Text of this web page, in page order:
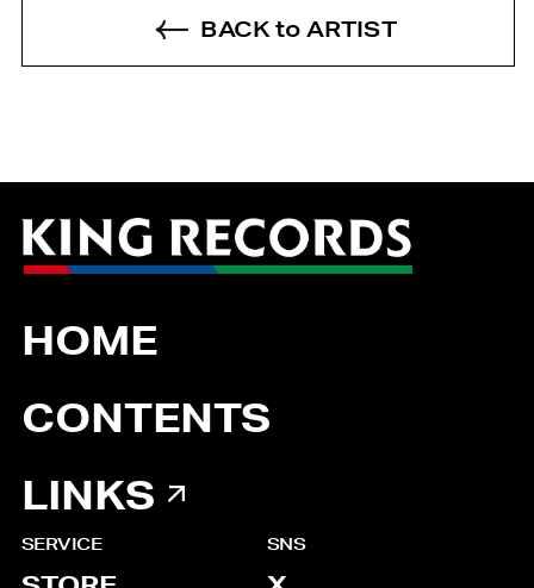
BACK to ARTIST
HOME
CONTENTS
LINKS
SERVICE SNS